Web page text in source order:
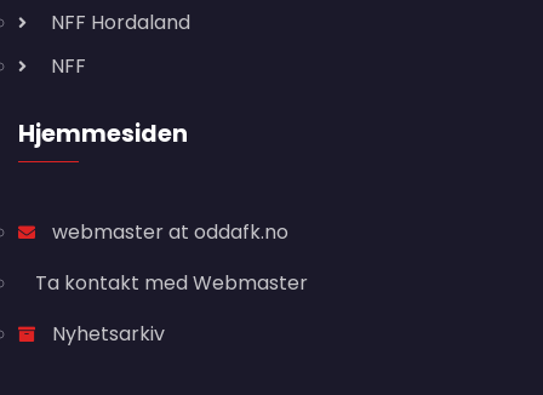
NFF Hordaland
NFF
Hjemmesiden
webmaster at oddafk.no
Ta kontakt med Webmaster
Nyhetsarkiv